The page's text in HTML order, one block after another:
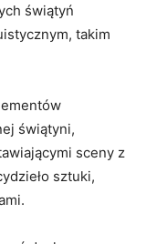
świątyń
takim
świątyni,
sceny z
sztuki,